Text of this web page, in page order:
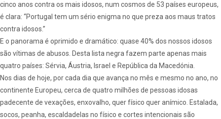
cinco anos contra os mais idosos, num cosmos de 53 países europeus,
é clara: “Portugal tem um sério enigma no que preza aos maus tratos
contra idosos.”
E o panorama é oprimido e dramático: quase 40% dos nossos idosos
são vítimas de abusos. Desta lista negra fazem parte apenas mais
quatro países: Sérvia, Áustria, Israel e República da Macedónia.
Nos dias de hoje, por cada dia que avança no mês e mesmo no ano, no
continente Europeu, cerca de quatro milhões de pessoas idosas
padecente de vexações, enxovalho, quer físico quer anímico. Estalada,
socos, peanha, escaldadelas no físico e cortes intencionais são